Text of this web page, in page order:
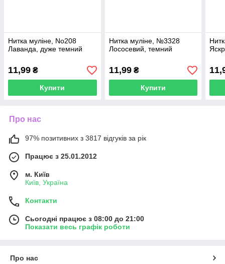
Нитка муліне, No208
Лаванда, дуже темний
11,99 ₴
Купити
Нитка муліне, №3328
Лососевий, темний
11,99₴
Купити
Про нас
97% позитивних з 3817 відгуків за рік
Працює з 25.01.2012
м. Київ
Київ, Україна
Контакти
Сьогодні працює з 08:00 до 21:00
Показати весь графік роботи
Про нас